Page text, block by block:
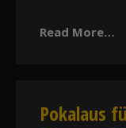
Read More…
Pokalaus